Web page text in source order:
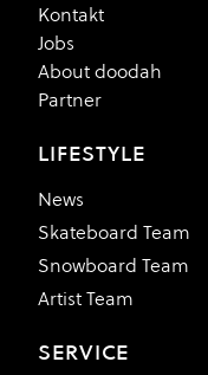
Kontakt
Jobs
About doodah
Partner
LIFESTYLE
News
Skateboard Team
Snowboard Team
Artist Team
SERVICE